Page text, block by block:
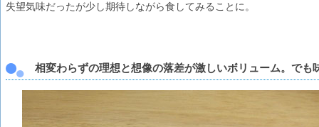
失望気味だったが少し期待しながら食してみることに。
相変わらずの理想と想像の落差が激しいボリューム。でも